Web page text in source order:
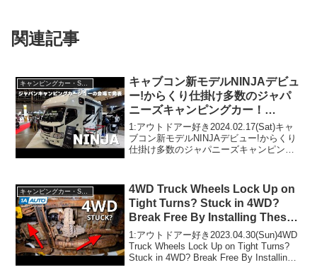
関連記事
キャンピングカー・SUV人気車種
キャブコン新モデルNINJAデビュ
ー!からくり仕掛け多数のジャパ
ニーズキャンピングカー！
【DirectCars】
1:アウトドアー好き2024.02.17(Sat)キャ
ブコン新モデルNINJAデビュー!からくり
仕掛け多数のジャパニーズキャンピング
好き2024.02.1...
4WD Truck Wheels Lock Up on
Tight Turns? Stuck in 4WD?
Break Free By Installing These
Parts!
1:アウトドアー好き2023.04.30(Sun)4WD
Truck Wheels Lock Up on Tight Turns?
Stuck in 4WD? Break Free By Installing